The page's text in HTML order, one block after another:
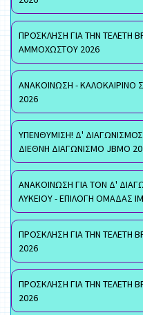
ΠΡΟΣΚΛΗΣΗ ΓΙΑ ΤΗΝ ΤΕΛΕΤΗ
ΑΜΜΟΧΩΣΤΟΥ 2026
ΑΝΑΚΟΙΝΩΣΗ - ΚΑΛΟΚΑΙΡΙΝΟ
2026
ΥΠΕΝΘΥΜΙΣΗ! Δ'
ΔΙΕΘΝΗ ΔΙΑΓΩΝΙΣΜΟ JBMO
ΑΝΑΚΟΙΝΩΣΗ ΓΙΑ ΤΟΝ Δ'
ΛΥΚΕΙΟΥ - ΕΠΙΛΟΓΗ ΟΜΑΔΑΣ
ΠΡΟΣΚΛΗΣΗ ΓΙΑ ΤΗΝ ΤΕΛΕΤΗ
2026
ΠΡΟΣΚΛΗΣΗ ΓΙΑ ΤΗΝ ΤΕΛΕΤΗ
2026